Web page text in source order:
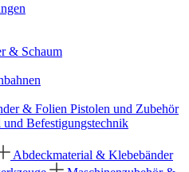
& Schaum
& Folien Pistolen und Zubehör
und Befestigungstechnik
Abdeckmaterial & Klebebänder